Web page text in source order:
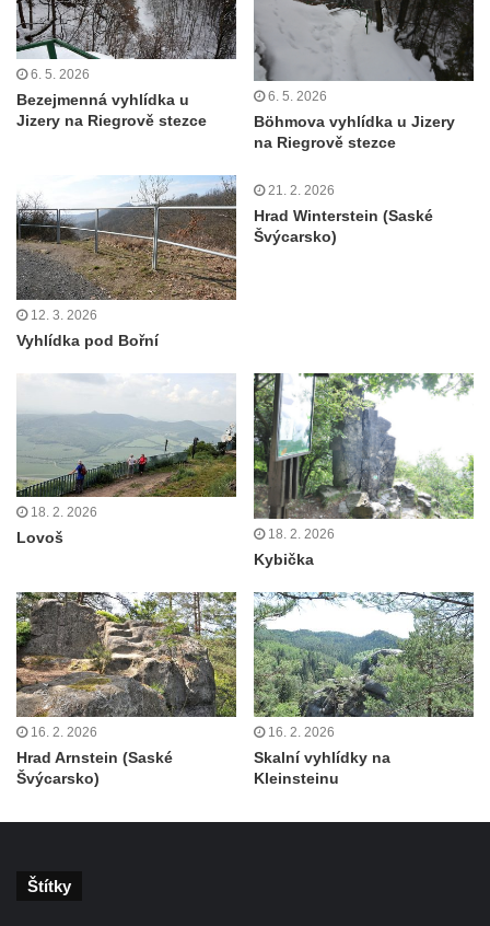
Rozhledna Kaňk (Havířská bouda) u Kutné
Hory
Stezka korunami stromů – Krkonoše
Rozhledna Bismarckturm v Neugersdorfu
Maják (a muzeum) Járy Cimrmana
Rozhledna Štěpánka
Rozhledna Vysoká v Tachově
Rozhledna Klínovec
Rozhledna Hamelika
Rozhledna Jeřabina
Rozhledna Erbenova vyhlídka v Ústí nad
Rozhledna Krudum
Czorneboh – polorozhledna
Rozhledna Blatenský vrch
Rozhledna Vochlice u Lubence
Rozhledna Strážný vrch u Merboltic
Rozhledna Kohout u Valkeřic
6. 5. 2026
Bezejmenná vyhlídka u
Jizery na Riegrově stezce
6. 5. 2026
Böhmova vyhlídka u Jizery
na Riegrově stezce
12. 3. 2026
Vyhlídka pod Bořní
21. 2. 2026
Hrad Winterstein (Saské
Švýcarsko)
18. 2. 2026
Lovoš 18. 2. 2026
Kybička
16. 2. 2026
Hrad Arnstein (Saské
Švýcarsko)
16. 2. 2026
Skalní vyhlídky na
Kleinsteinu
Štítky